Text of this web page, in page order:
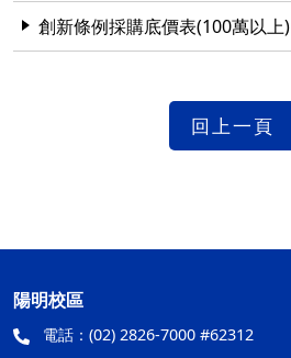
創新條例採購底價表(100萬以上)
回上一頁
陽明校區
電話： (02) 2826-7000 #62312